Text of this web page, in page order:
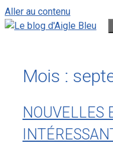
Aller au contenu
Mois :
NOUVELLES